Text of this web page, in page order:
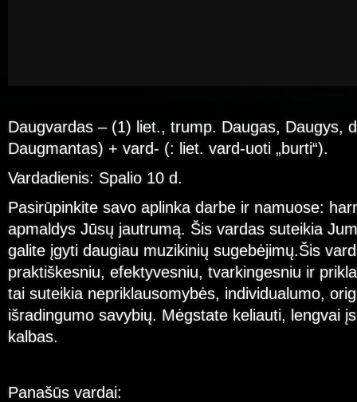
Daugvardas – (1) liet., trump. Daugas, Daugys,
Daugmantas) + vard- (: liet. vard-uoti „burti“).
Vardadienis: Spalio 10 d.
Pasirūpinkite savo aplinka darbe ir namuose:
apmaldys Jūsų jautrumą. Šis vardas suteikia
galite įgyti daugiau muzikinių sugebėjimų.Šis
praktiškesniu, efektyvesniu, tvarkingesniu ir
tai suteikia nepriklausomybės, individualumo,
išradingumo savybių. Mėgstate keliauti, lengvai
kalbas.
Panašūs vardai: